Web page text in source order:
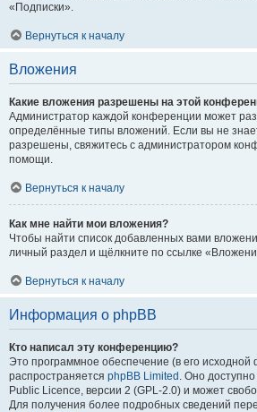
«Подписки».
Вернуться к началу
Вложения
Какие вложения разрешены на этой
Администратор каждой конференции может
определённые типы вложений. Если вы не
разрешены, свяжитесь с администратором
помощи.
Вернуться к началу
Как мне найти мои вложения?
Чтобы найти список добавленных вами
личный раздел и щёлкните по ссылке
Вернуться к началу
Информация о phpBB
Кто написал эту конференцию?
Это программное обеспечение (в его
распространяется phpBB Limited . Оно
Public Licence, версии 2 (GPL-2.0) и может
Для получения более подробных сведений